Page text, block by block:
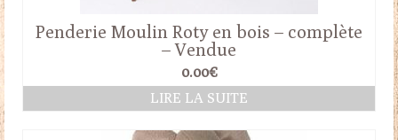
Penderie Moulin Roty en bois – complète
– Vendue
0.00€
LIRE LA SUITE